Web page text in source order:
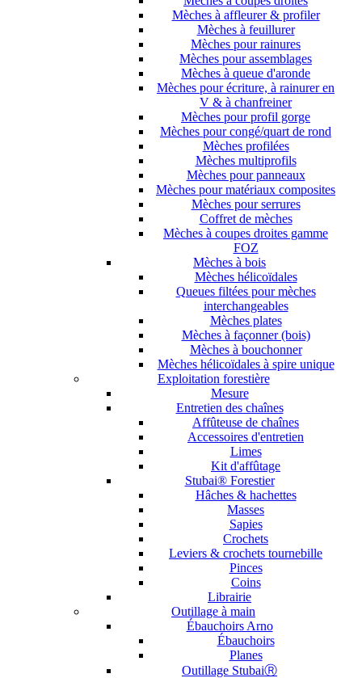
Mèches à affleurer & profiler
Mèches à feuillurer
Mèches pour rainures
Mèches pour assemblages
Mèches à queue d'aronde
Mèches pour écriture, à rainurer en
V & à chanfreiner
Mèches pour profil gorge
Mèches pour congé/quart de rond
Mèches profilées
Mèches multiprofils
Mèches pour panneaux
Mèches pour matériaux composites
Mèches pour serrures
Coffret de mèches
Mèches à coupes droites gamme
FOZ
Mèches à bois
Mèches hélicoïdales
Queues filtées pour mèches
interchangeables
Mèches plates
Mèches à façonner (bois)
Mèches à bouchonner
Mèches hélicoïdales à spire unique
Exploitation forestière
Mesure
Entretien des chaînes
Affûteuse de chaînes
Accessoires d'entretien
Limes
Kit d'affûtage
Stubai® Forestier
Hâches & hachettes
Masses
Sapies
Crochets
Leviers & crochets tournebille
Pinces
Coins
Librairie
Outillage à main
Ébauchoirs Arno
Ébauchoirs
Planes
Outillage StubaiⓇ